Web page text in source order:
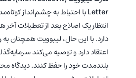
Letterبا احتیاط به چشم‌انداز
انتظار یک اصلاح بعد از تعطیلات آخر
دارد. با این حال، لیبوویت همچنان
اعتقاد دارد و توصیه می‌کند
بلندمدت خود را حفظ کنند. دیدگاه